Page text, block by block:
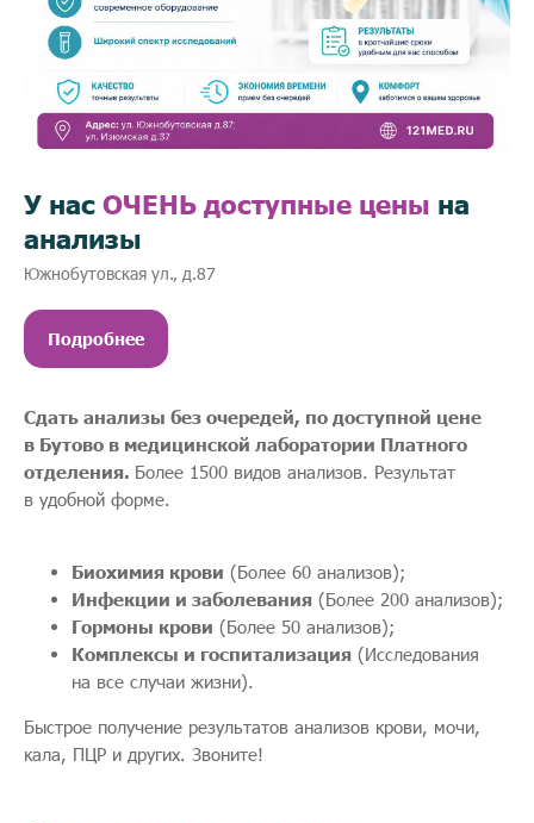
У нас ОЧЕНЬ доступные цены на
анализы
Южнобутовская ул., д.87
Подробнее
Сдать анализы без очередей, по доступной цене
в Бутово в медицинской лаборатории Платного
отделения. Более 1500 видов анализов. Результат
в удобной форме.
Биохимия крови (Более 60 анализов);
Инфекции и заболевания (Более 200 анализов);
Гормоны крови (Более 50 анализов);
Комплексы и госпитализация (Исследования
на все случаи жизни).
Быстрое получение результатов анализов крови, мочи,
кала, ПЦР и других. Звоните!